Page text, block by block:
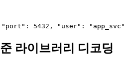
"port": 5432, "user": "app_svc"
라이브러리 디코딩